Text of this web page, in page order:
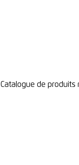
Catalogue de